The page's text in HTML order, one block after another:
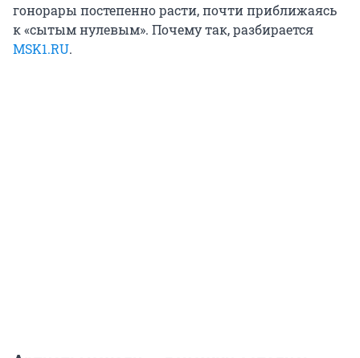
гонорары постепенно расти, почти приближаясь
к «сытым нулевым». Почему так, разбирается
MSK1.RU.